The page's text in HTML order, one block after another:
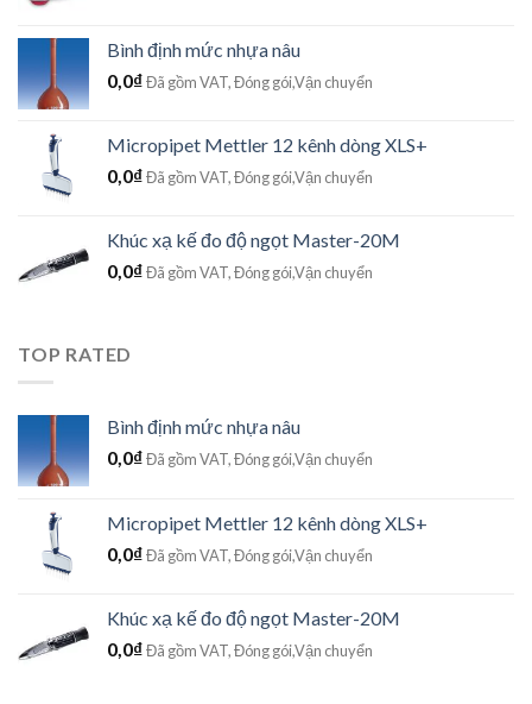
Bình định mức nhựa nâu
0,0₫Đã gồm VAT, Đóng gói,Vận chuyển
Micropipet Mettler 12 kênh dòng XLS+
0,0₫Đã gồm VAT, Đóng gói,Vận chuyển
Khúc xạ kế đo độ ngọt Master-20M
0,0₫Đã gồm VAT, Đóng gói,Vận chuyển
TOP RATED
Bình định mức nhựa nâu
0,0₫Đã gồm VAT, Đóng gói,Vận chuyển
Micropipet Mettler 12 kênh dòng XLS+
0,0₫Đã gồm VAT, Đóng gói,Vận chuyển
Khúc xạ kế đo độ ngọt Master-20M
0,0₫Đã gồm VAT, Đóng gói,Vận chuyển